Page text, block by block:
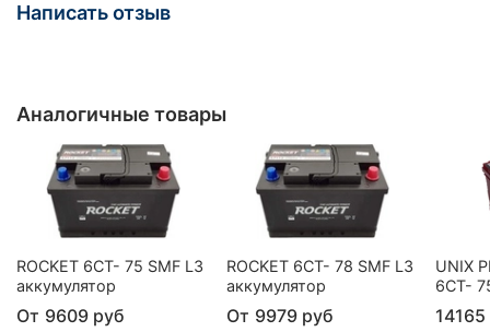
Написать отзыв
Аналогичные товары
ROCKET 6CT- 75 SMF L3
аккумулятор
От 9609 руб
ROCKET 6CT- 78 SMF L3
аккумулятор
От 9979 руб
UNIX
6СТ-